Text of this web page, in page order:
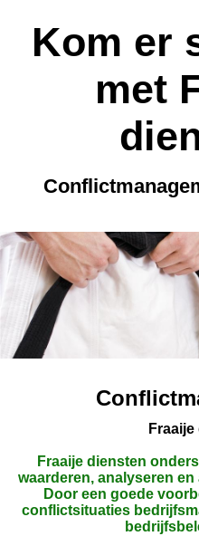
Kom er
met
Fraaije diensten
waarderen, analyseren
Door een goede
conflictsituaties